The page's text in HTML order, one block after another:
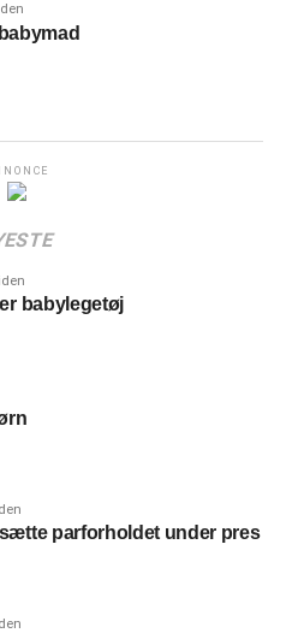
babylegetøj
parforholdet under pres